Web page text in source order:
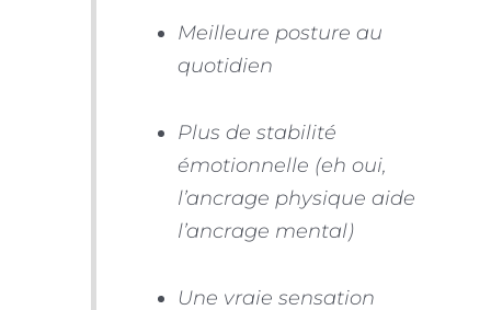
Meilleure posture au
quotidien
Plus de stabilité
émotionnelle (eh oui,
l’ancrage physique aide
l’ancrage mental)
Une vraie sensation